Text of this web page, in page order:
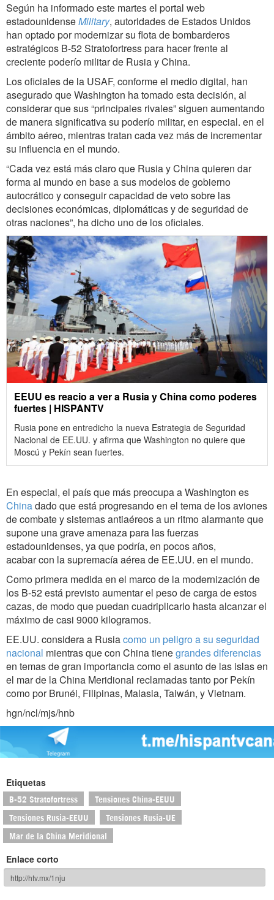
Según ha informado este martes el portal web
estadounidenseMilitary, autoridades de Estados Unidos
han optado por modernizar su flota de bombarderos
estratégicos B-52 Stratofortress para hacer frente al
creciente poderío militar de Rusia y China.
Los oficiales de la USAF, conforme el medio digital, han
asegurado que Washington ha tomado esta decisión, al
considerar que sus “principales rivales” siguen aumentando
de manera significativa su poderío militar, en especial. en el
ámbito aéreo, mientras tratan cada vez más de incrementar
su influencia en el mundo.
“Cada vez está más claro que Rusia y China quieren dar
forma al mundo en base a sus modelos de gobierno
autocrático y conseguir capacidad de veto sobre las
decisiones económicas, diplomáticas y de seguridad de
otras naciones”, ha dicho uno de los oficiales.
EEUU es reacio a ver a Rusia y China como poderes
fuertes | HISPANTV
Rusia pone en entredicho la nueva Estrategia de Seguridad
Nacional de EE.UU. y ‎afirma que Washington no quiere que
Moscú y Pekín sean fuertes.‎
En especial, el país que más preocupa a Washington es
Chinadado que está progresando en el tema de los aviones
de combate y sistemas antiaéreos a un ritmo alarmante que
supone una grave amenaza para las fuerzas
estadounidenses, ya que podría, en pocos años,
acabar con la supremacía aérea de EE.UU. en el mundo.
Como primera medida en el marco de la modernización de
los B-52 está previsto aumentar el peso de carga de estos
cazas, de modo que puedan cuadriplicarlo hasta alcanzar el
máximo de casi 9000 kilogramos.
EE.UU. considera a Rusiacomo un peligro a su seguridad
nacional mientras que con China tienegrandes diferencias
en temas de gran importancia como el asunto de las islas en
el mar de la China Meridional reclamadas tanto por Pekín
como por Brunéi, Filipinas, Malasia, Taiwán, y Vietnam.
hgn/ncl/mjs/hnb
Etiquetas
B-52 Stratofortress Tensiones China-EEUU
Tensiones Rusia-EEUU Tensiones Rusia-UE
Mar de la China Meridional
Enlace corto